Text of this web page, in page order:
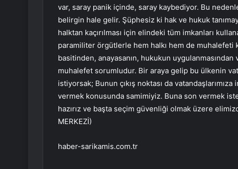
var, saray panik içinde, saray kaybediyor. Bu
belirgin hale gelir. Şüphesiz ki hak ve hukuk
halktan kaçırılması için elindeki tüm imkanları
paramiliter örgütlerle hem halkı hem de muhalefeti
basitinden, anayasanın, hukukun
muhalefet sorumludur. Bir araya gelip bu ülkenin
istiyorsak; Bunun çıkış noktası da
vermek konusunda samimiyiz. Buna son vermek
hazırız ve başta seçim güvenliği olmak üzere
MERKEZİ)
haber-sarikamis.com.tr